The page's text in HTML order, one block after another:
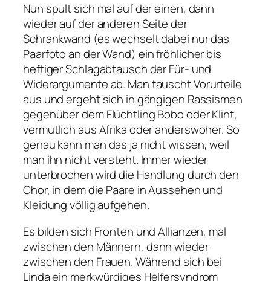
Nun spult sich mal auf der einen, dann
wieder auf der anderen Seite der
Schrankwand (es wechselt dabei nur das
Paarfoto an der Wand) ein fröhlicher bis
heftiger Schlagabtausch der Für- und
Widerargumente ab. Man tauscht Vorurteile
aus und ergeht sich in gängigen Rassismen
gegenüber dem Flüchtling Bobo oder Klint,
vermutlich aus Afrika oder anderswoher. So
genau kann man das ja nicht wissen, weil
man ihn nicht versteht. Immer wieder
unterbrochen wird die Handlung durch den
Chor, in dem die Paare in Aussehen und
Kleidung völlig aufgehen.
Es bilden sich Fronten und Allianzen, mal
zwischen den Männern, dann wieder
zwischen den Frauen. Während sich bei
Linda ein merkwürdiges Helfersyndrom